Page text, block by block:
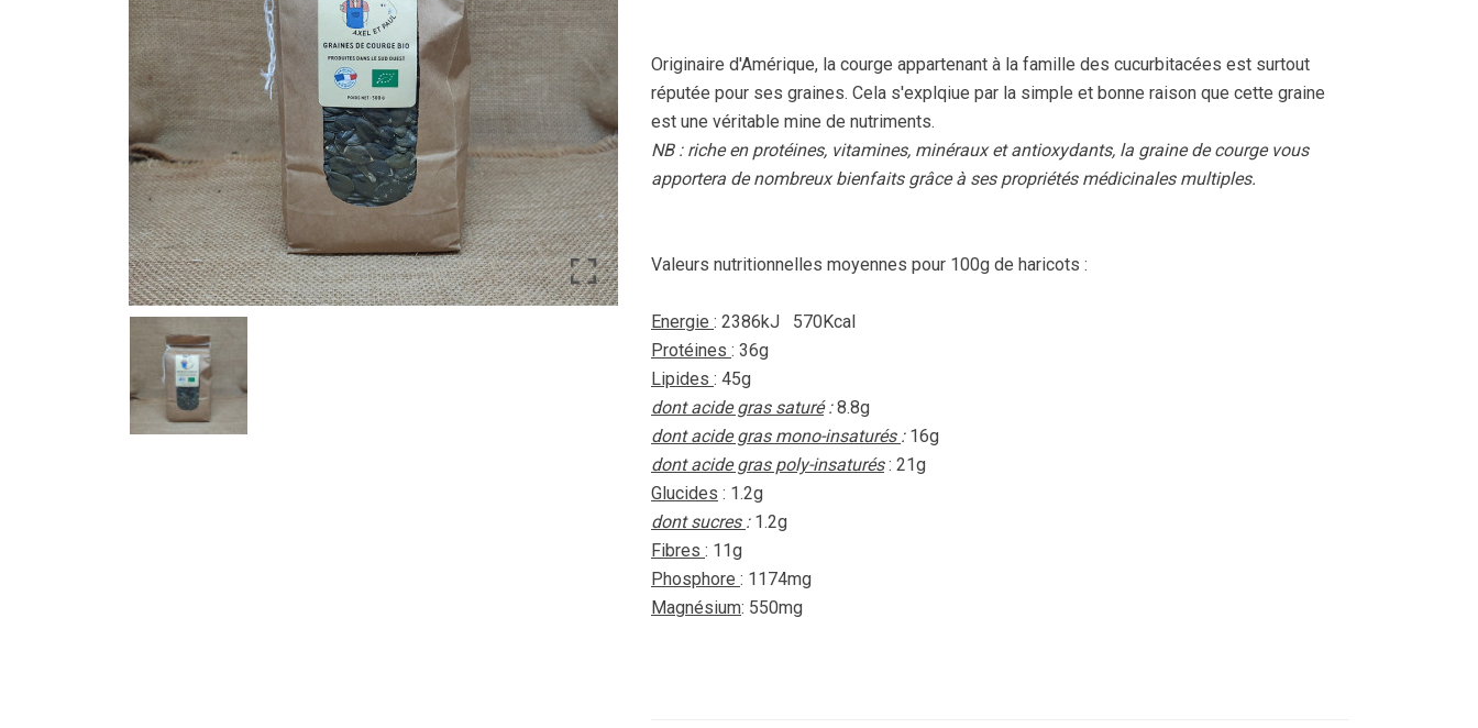
Originaire d'Amérique, la courge appartenant à la famille des cucurbitacées est surtout
réputée pour ses graines. Cela s'explqiue par la simple et bonne raison que cette graine
est une véritable mine de nutriments.
NB : riche en protéines, vitamines, minéraux et antioxydants, la graine de courge vous
apportera de nombreux bienfaits grâce à ses propriétés médicinales multiples.
Valeurs nutritionnelles moyennes pour 100g de haricots :
Energie : 2386kJ 570Kcal
Protéines : 36g
Lipides : 45g
dont acide gras saturé:8.8g
dont acide gras mono-insaturés :16g
dont acide gras poly-insaturés: 21g
Glucides : 1.2g
dont sucres :1.2g
Fibres : 11g
Phosphore : 1174mg
Magnésium: 550mg